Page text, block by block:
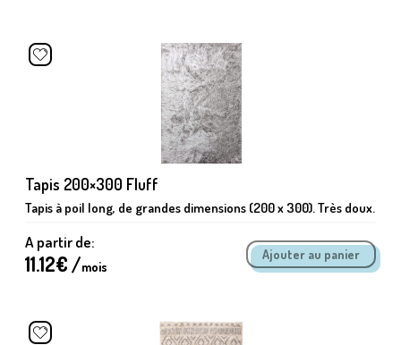
Tapis 200×300 Fluff
Tapis à poil long, de grandes dimensions (200 x 300). Très doux.
A partir de:
11.12€ /mois